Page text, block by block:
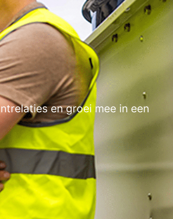
en groei mee in een